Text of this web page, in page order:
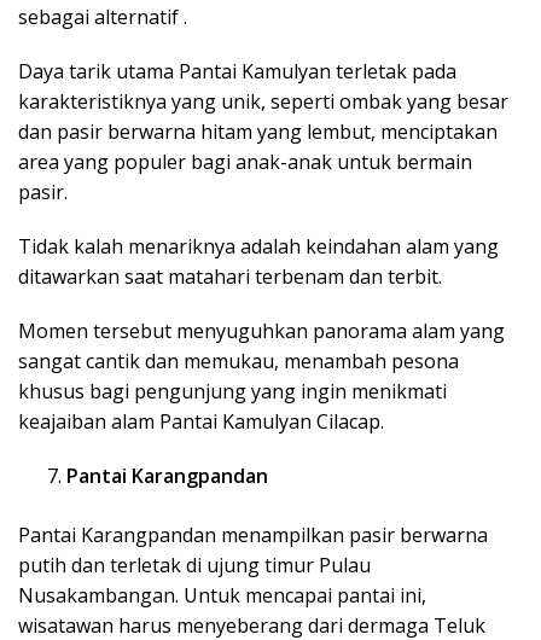
sebagai alternatif .
Daya tarik utama Pantai Kamulyan terletak pada
karakteristiknya yang unik, seperti ombak yang besar
dan pasir berwarna hitam yang lembut, menciptakan
area yang populer bagi anak-anak untuk bermain
pasir.
Tidak kalah menariknya adalah keindahan alam yang
ditawarkan saat matahari terbenam dan terbit.
Momen tersebut menyuguhkan panorama alam yang
sangat cantik dan memukau, menambah pesona
khusus bagi pengunjung yang ingin menikmati
keajaiban alam Pantai Kamulyan Cilacap.
Pantai Karangpandan
Pantai Karangpandan menampilkan pasir berwarna
putih dan terletak di ujung timur Pulau
Nusakambangan. Untuk mencapai pantai ini,
wisatawan harus menyeberang dari dermaga Teluk